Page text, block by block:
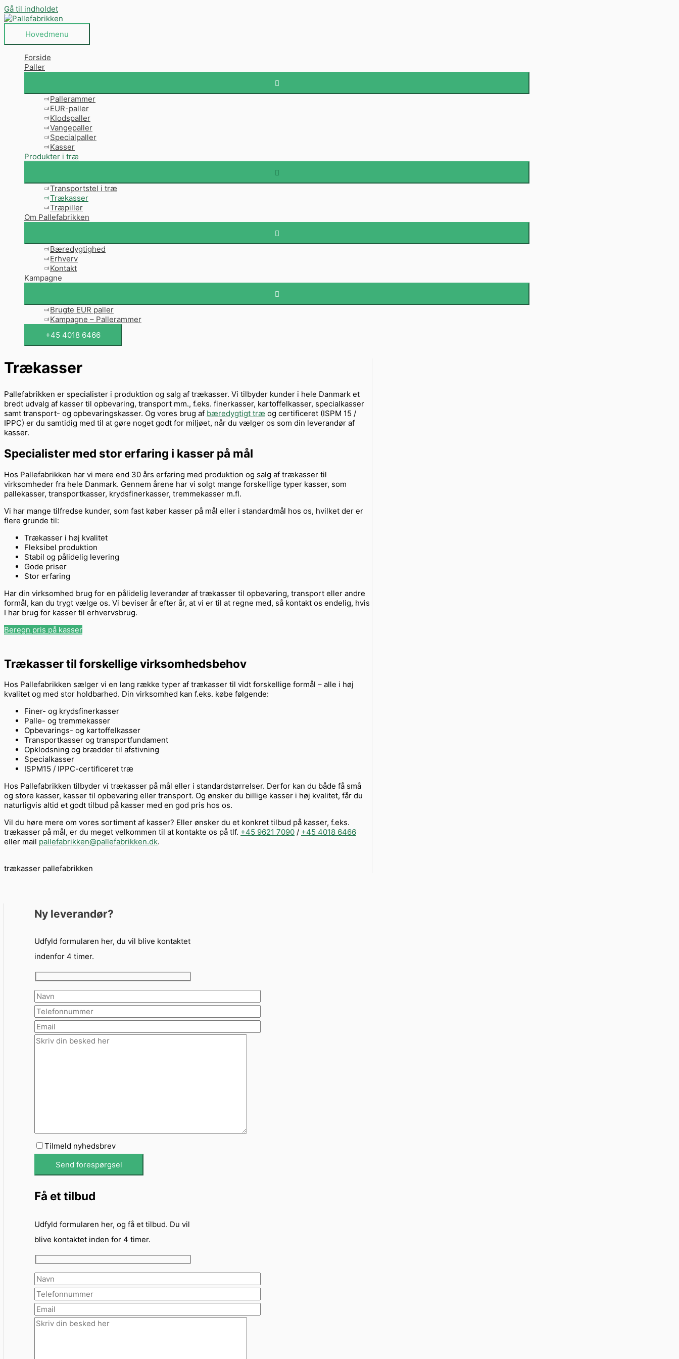
Gå til indholdet
Hovedmenu
Forside
Paller
Pallerammer
EUR-paller
Klodspaller
Vangepaller
Specialpaller
Kasser
Produkter i træ
Transportstel i træ
Trækasser
Træpiller
Om Pallefabrikken
Bæredygtighed
Erhverv
Kontakt
Kampagne
Brugte EUR paller
Kampagne – Pallerammer
+45 4018 6466
Trækasser
Pallefabrikken er specialister i produktion og salg af trækasser. Vi tilbyder kunder i hele Danmark et
bredt udvalg af kasser til opbevaring, transport mm., f.eks. finerkasser, kartoffelkasser, specialkasser
samt transport- og opbevaringskasser. Og vores brug af bæredygtigt træ og certificeret (ISPM 15 /
IPPC) er du samtidig med til at gøre noget godt for miljøet, når du vælger os som din leverandør af
kasser.
Specialister med stor erfaring i kasser på mål
Hos Pallefabrikken har vi mere end 30 års erfaring med produktion og salg af trækasser til
virksomheder fra hele Danmark. Gennem årene har vi solgt mange forskellige typer kasser, som
pallekasser, transportkasser, krydsfinerkasser, tremmekasser m.fl.
Vi har mange tilfredse kunder, som fast køber kasser på mål eller i standardmål hos os, hvilket der er
flere grunde til:
Trækasser i høj kvalitet
Fleksibel produktion
Stabil og pålidelig levering
Gode priser
Stor erfaring
Har din virksomhed brug for en pålidelig leverandør af trækasser til opbevaring, transport eller andre
formål, kan du trygt vælge os. Vi beviser år efter år, at vi er til at regne med, så kontakt os endelig, hvis
I har brug for kasser til erhvervsbrug.
Beregn pris på kasser
Trækasser til forskellige virksomhedsbehov
Hos Pallefabrikken sælger vi en lang række typer af trækasser til vidt forskellige formål – alle i høj
kvalitet og med stor holdbarhed. Din virksomhed kan f.eks. købe følgende:
Finer- og krydsfinerkasser
Palle- og tremmekasser
Opbevarings- og kartoffelkasser
Transportkasser og transportfundament
Opklodsning og brædder til afstivning
Specialkasser
ISPM15 / IPPC-certificeret træ
Hos Pallefabrikken tilbyder vi trækasser på mål eller i standardstørrelser. Derfor kan du både få små
og store kasser, kasser til opbevaring eller transport. Og ønsker du billige kasser i høj kvalitet, får du
naturligvis altid et godt tilbud på kasser med en god pris hos os.
Vil du høre mere om vores sortiment af kasser? Eller ønsker du et konkret tilbud på kasser, f.eks.
trækasser på mål, er du meget velkommen til at kontakte os på tlf. +45 9621 7090 / +45 4018 6466
eller mail pallefabrikken@pallefabrikken.dk.
trækasser pallefabrikken
Ny leverandør?
Udfyld formularen her, du vil blive kontaktet
indenfor 4 timer.
Tilmeld nyhedsbrev
Få et tilbud
Udfyld formularen her, og få et tilbud. Du vil
blive kontaktet inden for 4 timer.